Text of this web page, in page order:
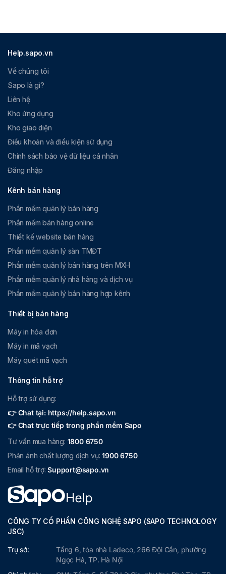
Help.sapo.vn
Về chúng tôi
Sapo là gì?
Liên hệ
Kho ứng dụng
Kho giao diện
Điều khoản và điều kiện sử dụng
Chính sách bảo vệ dữ liệu cá nhân
Đăng nhập
Kênh bán hàng
Phần mềm quản lý bán hàng
Phần mềm bán hàng online
Thiết kế website bán hàng
Phần mềm quản lý sàn TMĐT
Phần mềm quản lý bán hàng trên MXH
Phần mềm quản lý nhà hàng và dịch vụ
Phần mềm quản lý bán hàng hợp kênh
Thiết bị bán hàng
Máy in hóa đơn
Máy in mã vạch
Máy quét mã vạch
Thông tin hỗ trợ
Hỗ trợ sử dụng:
👉 Chat tại: https://help.sapo.vn
👉 Chat trực tiếp trong phần mềm Sapo
Tư vấn mua hàng: 1800 6750
Phản ánh chất lượng dịch vụ:1900 6750
Email hỗ trợ:Support@sapo.vn
CÔNG TY CỔ PHẦN CÔNG NGHỆ SAPO (SAPO TECHNOLOGY
JSC)
Trụ sở:
Tầng 6, tòa nhà Ladeco, 266 Đội Cấn, phường
Ngọc Hà, TP. Hà Nội